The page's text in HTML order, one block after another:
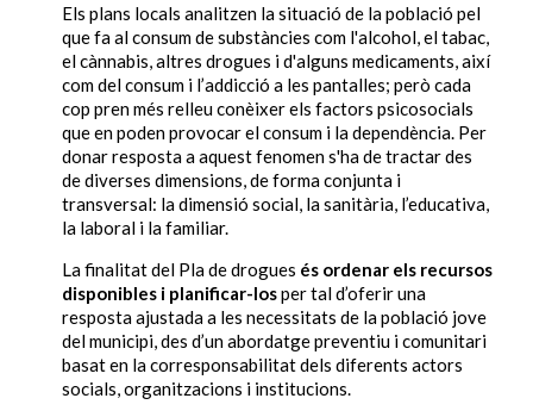
Els plans locals analitzen la situació de la població pel
que fa al consum de substàncies com l'alcohol, el tabac,
el cànnabis, altres drogues i d'alguns medicaments, així
com del consum i l’addicció a les pantalles; però cada
cop pren més relleu conèixer els factors psicosocials
que en poden provocar el consum i la dependència. Per
donar resposta a aquest fenomen s'ha de tractar des
de diverses dimensions, de forma conjunta i
transversal: la dimensió social, la sanitària, l’educativa,
la laboral i la familiar.
La finalitat del Pla de drogues és ordenar els recursos
disponibles i planificar-losper tal d’oferir una
resposta ajustada a les necessitats de la població jove
del municipi, des d’un abordatge preventiu i comunitari
basat en la corresponsabilitat dels diferents actors
socials, organitzacions i institucions.